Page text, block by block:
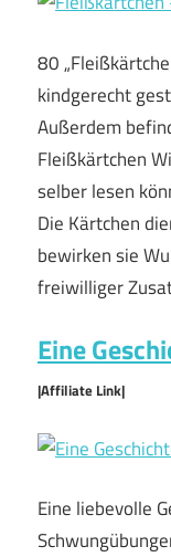
80
kindgerecht
Außerdem
Fleißkärtchen
selber lesen
Die Kärtchen
bewirken sie
freiwilliger
Eine
|Affiliate Link|
Eine liebevolle